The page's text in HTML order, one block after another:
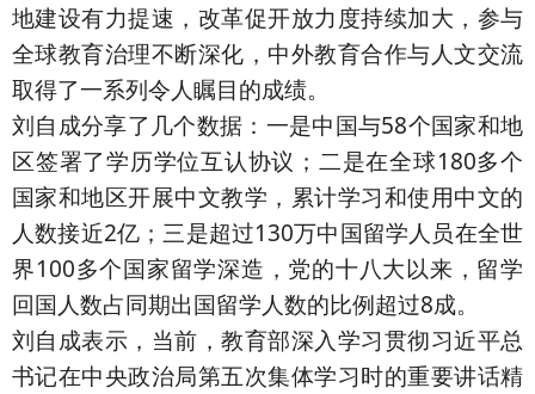
地建设有力提速，改革促开放力度持续加大，参与
全球教育治理不断深化，中外教育合作与人文交流
取得了一系列令人瞩目的成绩。
刘自成分享了几个数据：一是中国与58个国家和地
区签署了学历学位互认协议；二是在全球180多个
国家和地区开展中文教学，累计学习和使用中文的
人数接近2亿；三是超过130万中国留学人员在全世
界100多个国家留学深造，党的十八大以来，留学
回国人数占同期出国留学人数的比例超过8成。
刘自成表示，当前，教育部深入学习贯彻习近平总
书记在中央政治局第五次集体学习时的重要讲话精